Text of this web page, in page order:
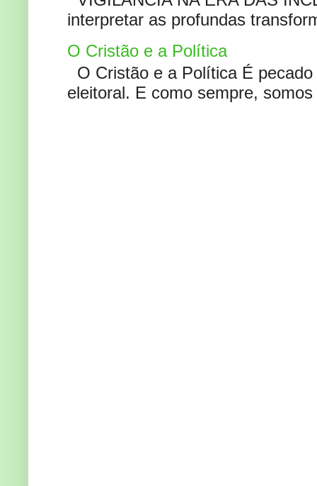
interpretar as profundas
O Cristão e a Política
O Cristão e a Política É
eleitoral. E como sempre,